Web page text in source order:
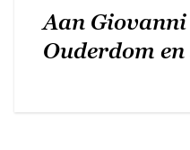
Aan Giovanni
Ouderdom